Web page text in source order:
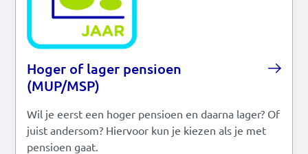
Hoger of lager pensioen
(MUP/MSP)
Wil je eerst een hoger pensioen en daarna lager? Of
juist andersom? Hiervoor kun je kiezen als je met
pensioen gaat.